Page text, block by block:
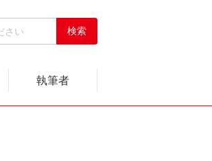
執筆者